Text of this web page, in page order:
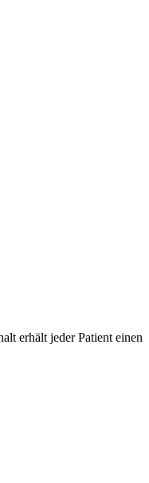
erhält jeder Patient einen